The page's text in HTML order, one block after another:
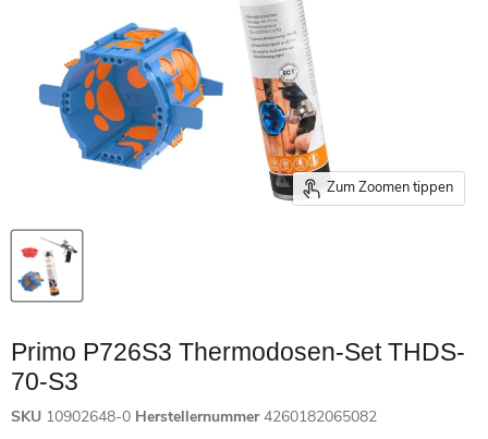
Zum Zoomen tippen
Primo P726S3 Thermodosen-Set THDS-
70-S3
SKU 10902648-0 Herstellernummer 4260182065082